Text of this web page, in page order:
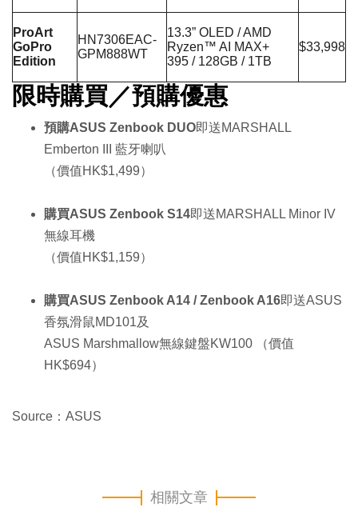
ProArt
GoPro
Edition
HN7306EAC-
GPM888WT
13.3” OLED / AMD
Ryzen™ AI MAX+
395 / 128GB / 1TB
$33,998
限時購買／預購優惠
預購ASUS Zenbook DUO即送MARSHALL
Emberton III 藍牙喇叭
（價值HK$1,499）
購買ASUS Zenbook S14即送MARSHALL Minor IV
無線耳機
（價值HK$1,159）
購買ASUS Zenbook A14 / Zenbook A16即送ASUS
香氛滑鼠MD101及
ASUS Marshmallow無線鍵盤KW100 （價值
HK$694）
Source：ASUS
相關文章